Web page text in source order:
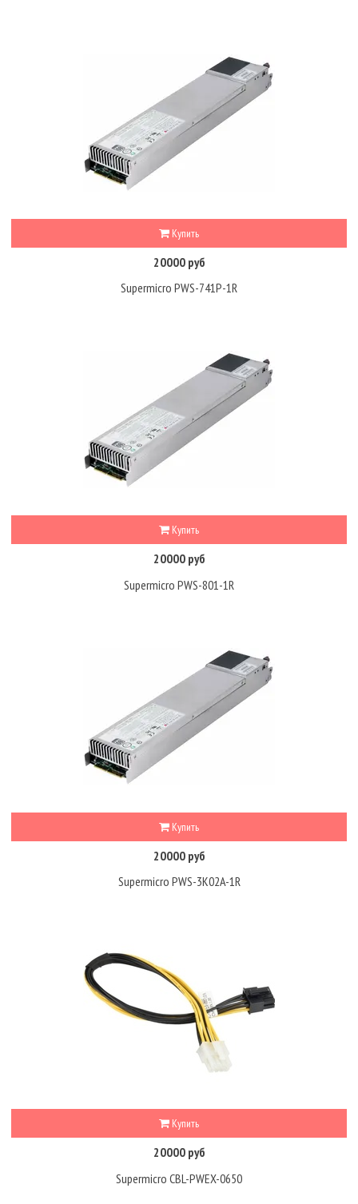
Купить
20000 руб
Supermicro PWS-741P-1R
Купить
20000 руб
Supermicro PWS-801-1R
Купить
20000 руб
Supermicro PWS-3K02A-1R
Купить
20000 руб
Supermicro CBL-PWEX-0650